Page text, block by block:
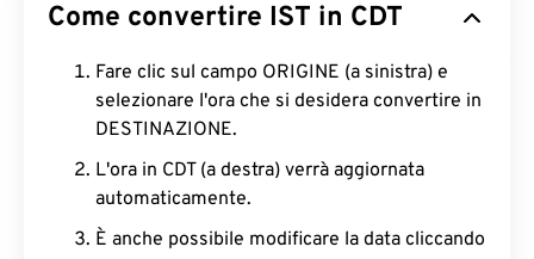
Come convertire IST in CDT
Fare clic sul campo ORIGINE (a sinistra) e
selezionare l'ora che si desidera convertire in
DESTINAZIONE.
L'ora in CDT (a destra) verrà aggiornata
automaticamente.
È anche possibile modificare la data cliccando